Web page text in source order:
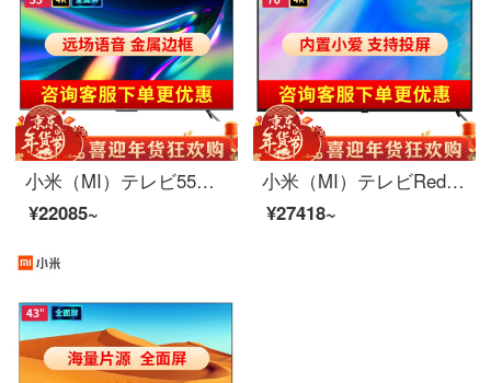
小米（MI）テレビ55インチRedmi X 55金属全面スクリーン4 K超高精細HDRインテリジェント遠隔操作タブレットテレビRedmi X 55インチ【全面スクリーン、動き補償】標準装備
¥22085~
小米（MI）テレビRedmi 70インチ4 K+HDR大空洞の発声ユニットには、小愛さんの大画面の紅米フラットパネルテレビ75小型テレビ70インチRedmi R 70 A【音声制御】が内蔵されています。
¥27418~